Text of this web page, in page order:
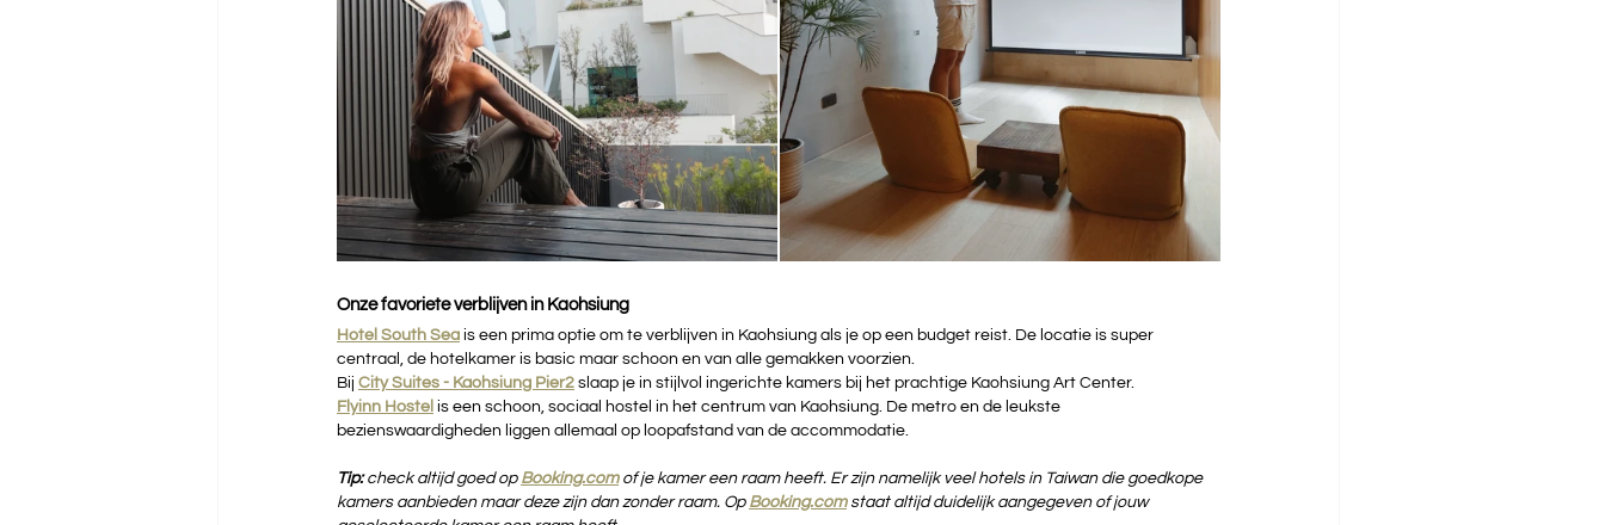
Onze favoriete verblijven in Kaohsiung
Hotel South Sea is een prima optie om te verblijven in Kaohsiung als je op een budget reist. De locatie is super
centraal, de hotelkamer is basic maar schoon en van alle gemakken voorzien.
Bij City Suites - Kaohsiung Pier2 slaap je in stijlvol ingerichte kamers bij het prachtige Kaohsiung Art Center.
Flyinn Hostel is een schoon, sociaal hostel in het centrum van Kaohsiung. De metro en de leukste
bezienswaardigheden liggen allemaal op loopafstand van de accommodatie.
Tip: check altijd goed op Booking.com of je kamer een raam heeft. Er zijn namelijk veel hotels in Taiwan die goedkope
kamers aanbieden maar deze zijn dan zonder raam. Op Booking.com staat altijd duidelijk aangegeven of jouw